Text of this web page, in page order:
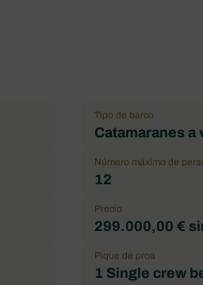
Tipo de barco
Catamaranes a
Número máximo de
12
Precio
299.000,00 €
Pique de proa
1 Single crew